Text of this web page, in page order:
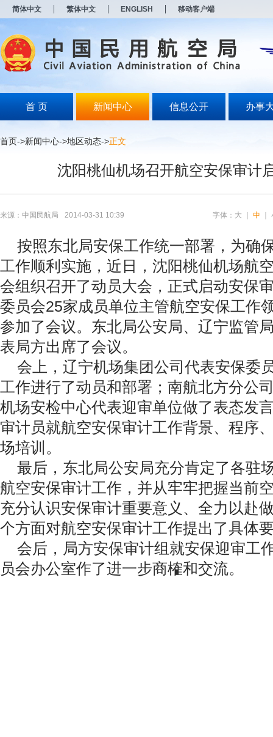
简体中文 繁体中文 ENGLISH 移动客户端
首 页 新闻中心 信息公开 办事
首页->新闻中心->地区动态->正文
沈阳桃仙机场召开航空安保审计
来源：中国民航局 2014-03-31 10:39 字体： 大 中
按照东北局安保工作统一部署，为确
工作顺利实施，近日，沈阳桃仙机场航
会组织召开了动员大会，正式启动安保
委员会25家成员单位主管航空安保工作
参加了会议。东北局公安局、辽宁监管
表局方出席了会议。
会上，辽宁机场集团公司代表安保委
工作进行了动员和部署；南航北方分公
机场安检中心代表迎审单位做了表态发
审计员就航空安保审计工作背景、程序
场培训。
最后，东北局公安局充分肯定了各驻
航空安保审计工作，并从牢牢把握当前
充分认识安保审计重要意义、全力以赴
个方面对航空安保审计工作提出了具体
会后，局方安保审计组就安保迎审工
员会办公室作了进一步商榷和交流。
打
开
无
障
说
按
Alt
开